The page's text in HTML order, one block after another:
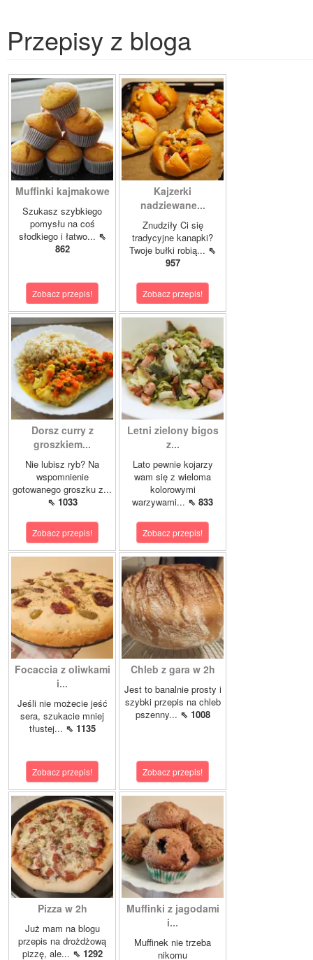
Przepisy z bloga
Muffinki kajmakowe
Szukasz szybkiego
pomysłu na coś
słodkiego i łatwo... ⇖
862
Zobacz przepis!
Kajzerki
nadziewane...
Znudziły Ci się
tradycyjne kanapki?
Twoje bułki robią... ⇖
957
Zobacz przepis!
Dorsz curry z
groszkiem...
Nie lubisz ryb? Na
wspomnienie
gotowanego groszku z...
⇖ 1033
Zobacz przepis!
Letni zielony bigos
z...
Lato pewnie kojarzy
wam się z wieloma
kolorowymi
warzywami... ⇖ 833
Zobacz przepis!
Focaccia z oliwkami
i...
Jeśli nie możecie jeść
sera, szukacie mniej
tłustej... ⇖ 1135
Zobacz przepis!
Chleb z gara w 2h
Jest to banalnie prosty i
szybki przepis na chleb
pszenny... ⇖ 1008
Zobacz przepis!
Pizza w 2h
Już mam na blogu
przepis na drożdżową
pizzę, ale... ⇖ 1292
Muffinki z jagodami
i...
Muffinek nie trzeba
nikomu